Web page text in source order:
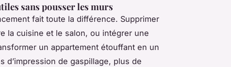
sans pousser les murs
fait toute la différence. Supprimer
la cuisine et le salon, ou intégrer une
un appartement étouffant en un
d’impression de gaspillage, plus de